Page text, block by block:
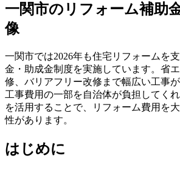
一関市のリフォーム補助
像
一関市では2026年も住宅リフォームを
金・助成金制度を実施しています。省
修、バリアフリー改修まで幅広い工事
工事費用の一部を自治体が負担してく
を活用することで、リフォーム費用を
性があります。
はじめに